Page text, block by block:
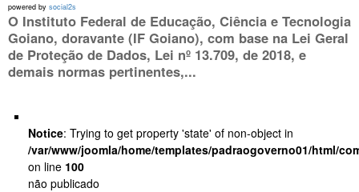
powered by social2s
O Instituto Federal de Educação, Ciência e Tecnologia
Goiano, doravante (IF Goiano), com base na Lei Geral
de Proteção de Dados, Lei nº 13.709, de 2018, e
demais normas pertinentes,...
Notice: Trying to get property 'state' of non-object in
/var/www/joomla/home/templates/padraogoverno01/html/
on line 100
não publicado